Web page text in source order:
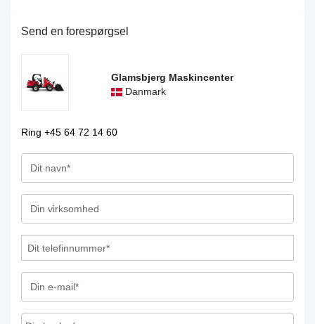
Send en forespørgsel
Glamsbjerg Maskincenter
Danmark
Ring +45 64 72 14 60